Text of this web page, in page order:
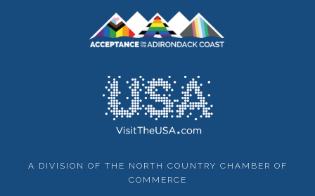
A DIVISION OF THE NORTH COUNTRY CHAMBER OF
COMMERCE